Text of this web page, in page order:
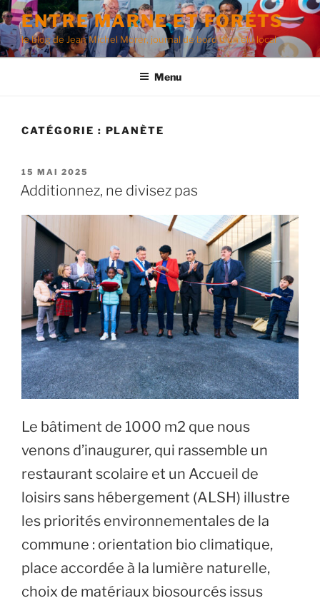
Aller
au
contenu
principal
ENTRE MARNE ET FORÊTS
le blog de Jean Michel Morer, journal de bord d'un élu local
Menu
CATÉGORIE : PLANÈTE
PUBLIÉ
LE
15 MAI 2025
Additionnez, ne divisez pas
Le bâtiment de 1000 m2 que nous
venons d’inaugurer, qui rassemble un
restaurant scolaire et un Accueil de
loisirs sans hébergement (ALSH) illustre
les priorités environnementales de la
commune : orientation bio climatique,
place accordée à la lumière naturelle,
choix de matériaux biosourcés issus